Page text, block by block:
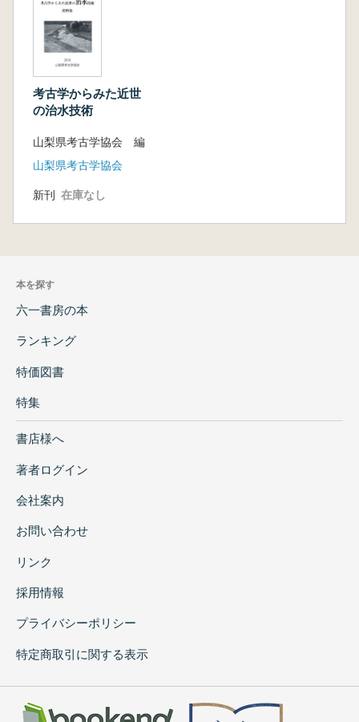
考古学からみた近世
の治水技術
山梨県考古学協会 編
山梨県考古学協会
新刊 在庫なし
本を探す
六一書房の本
ランキング
特価図書
特集
書店様へ
著者ログイン
会社案内
お問い合わせ
リンク
採用情報
プライバシーポリシー
特定商取引に関する表示